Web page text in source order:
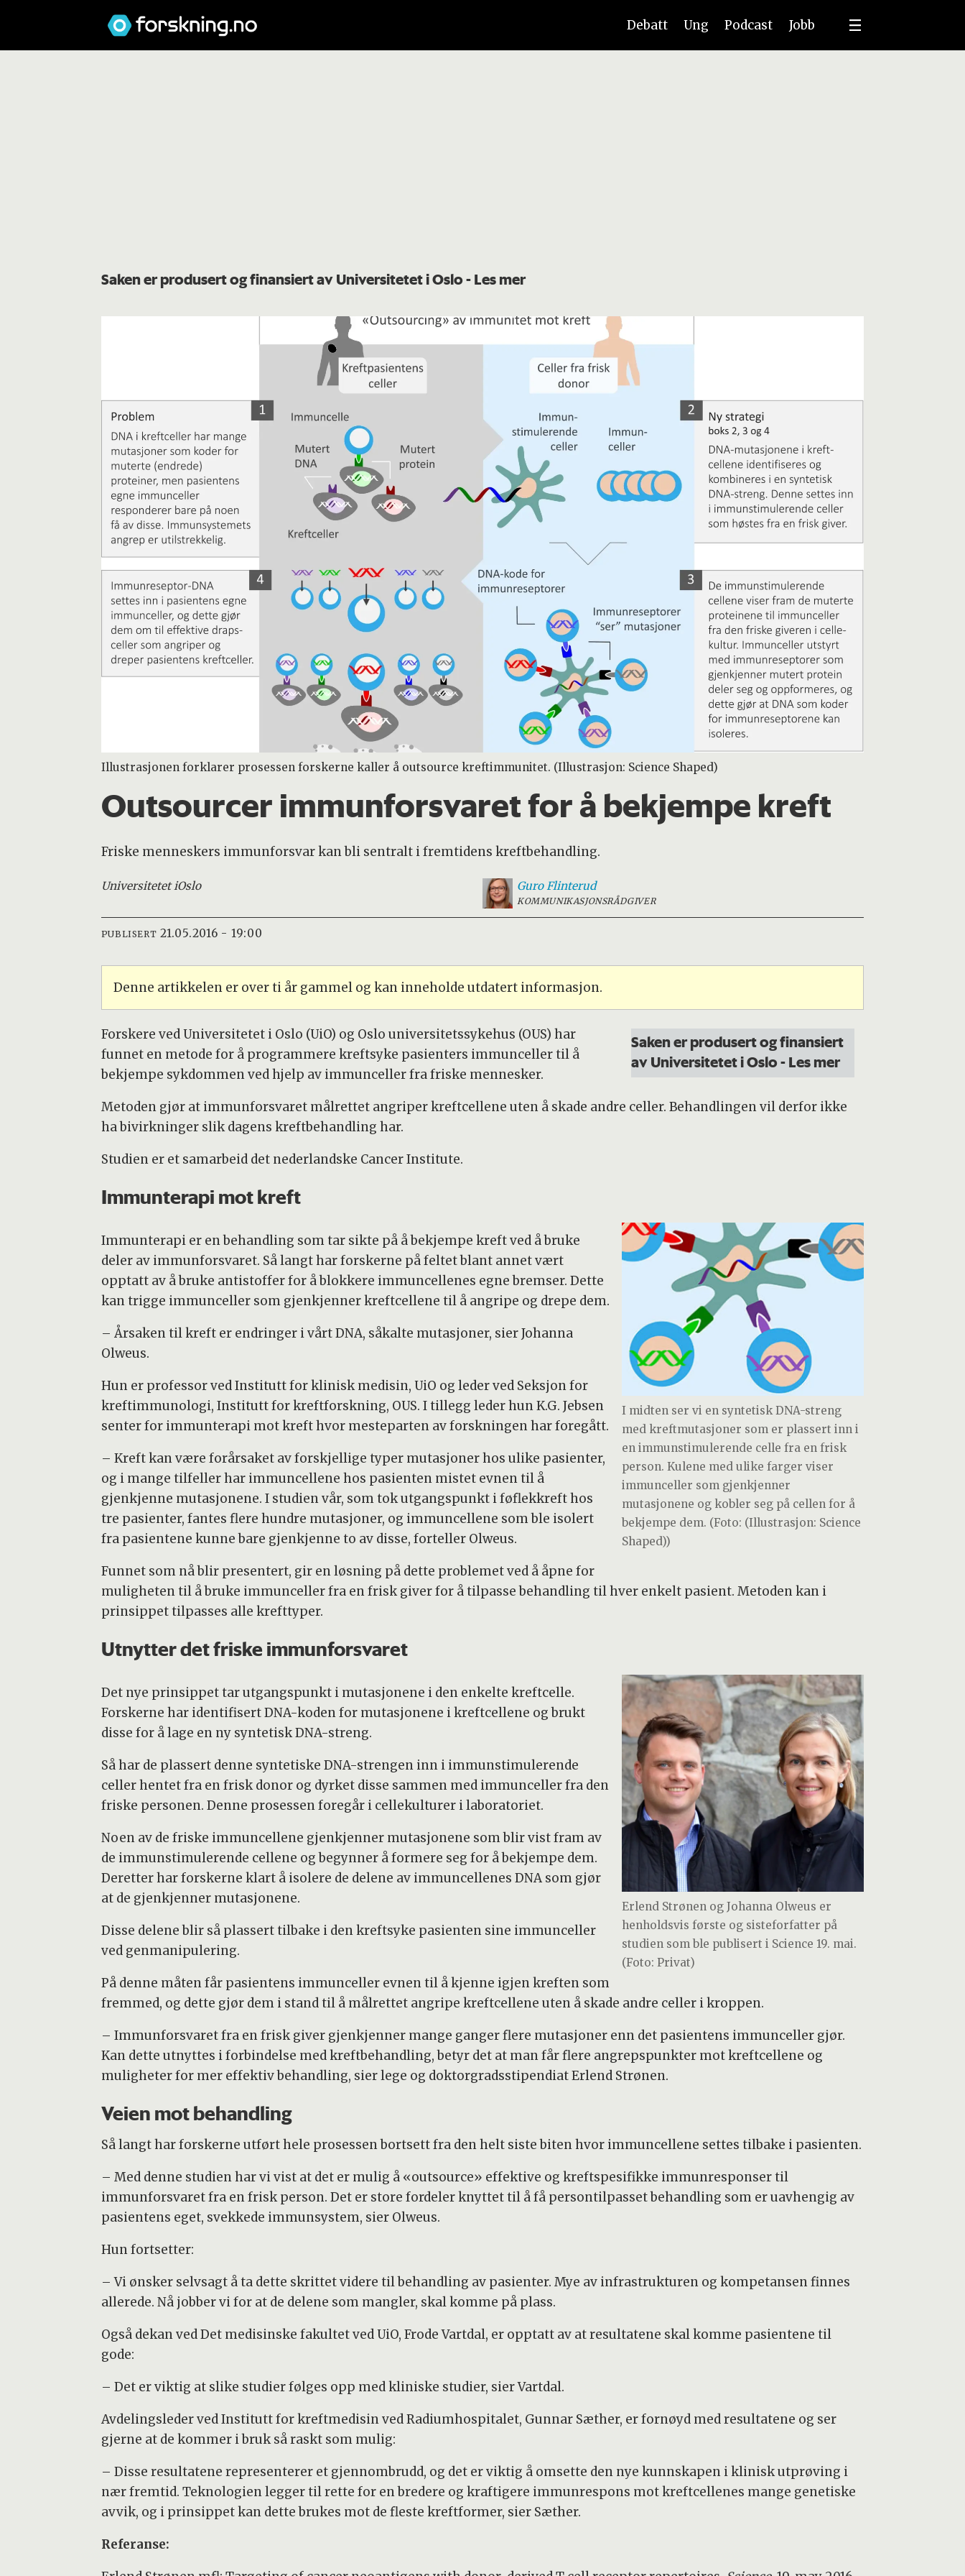
Debatt Ung Podcast Jobb
Saken er produsert og finansiert av Universitetet i Oslo- Les mer
Illustrasjonen forklarer prosessen forskerne kaller å outsource kreftimmunitet. (Illustrasjon: Science Shaped)
Outsourcer immunforsvaret for å bekjempe kreft
Friske menneskers immunforsvar kan bli sentralt i fremtidens kreftbehandling.
Universitetet iOslo Guro Flinterud
KOMMUNIKASJONSRÅDGIVER
PUBLISERT 21.05.2016 - 19:00
Denne artikkelen er over ti år gammel og kan inneholde utdatert informasjon.
Saken er produsert og finansiert
av Universitetet i Oslo- Les mer
Forskere ved Universitetet i Oslo (UiO) og Oslo universitetssykehus (OUS) har
funnet en metode for å programmere kreftsyke pasienters immunceller til å
bekjempe sykdommen ved hjelp av immunceller fra friske mennesker.
Metoden gjør at immunforsvaret målrettet angriper kreftcellene uten å skade andre celler. Behandlingen vil derfor ikke
ha bivirkninger slik dagens kreftbehandling har.
Studien er et samarbeid det nederlandske Cancer Institute.
Immunterapi mot kreft
I midten ser vi en syntetisk DNA-streng
med kreftmutasjoner som er plassert inn i
en immunstimulerende celle fra en frisk
person. Kulene med ulike farger viser
immunceller som gjenkjenner
mutasjonene og kobler seg på cellen for å
bekjempe dem. (Foto: (Illustrasjon: Science
Shaped))
Immunterapi er en behandling som tar sikte på å bekjempe kreft ved å bruke
deler av immunforsvaret. Så langt har forskerne på feltet blant annet vært
opptatt av å bruke antistoffer for å blokkere immuncellenes egne bremser. Dette
kan trigge immunceller som gjenkjenner kreftcellene til å angripe og drepe dem.
– Årsaken til kreft er endringer i vårt DNA, såkalte mutasjoner, sier Johanna
Olweus.
Hun er professor ved Institutt for klinisk medisin, UiO og leder ved Seksjon for
kreftimmunologi, Institutt for kreftforskning, OUS. I tillegg leder hun K.G. Jebsen
senter for immunterapi mot kreft hvor mesteparten av forskningen har foregått.
– Kreft kan være forårsaket av forskjellige typer mutasjoner hos ulike pasienter,
og i mange tilfeller har immuncellene hos pasienten mistet evnen til å
gjenkjenne mutasjonene. I studien vår, som tok utgangspunkt i føflekkreft hos
tre pasienter, fantes flere hundre mutasjoner, og immuncellene som ble isolert
fra pasientene kunne bare gjenkjenne to av disse, forteller Olweus.
Funnet som nå blir presentert, gir en løsning på dette problemet ved å åpne for
muligheten til å bruke immunceller fra en frisk giver for å tilpasse behandling til hver enkelt pasient. Metoden kan i
prinsippet tilpasses alle krefttyper.
Utnytter det friske immunforsvaret
Erlend Strønen og Johanna Olweus er
henholdsvis første og sisteforfatter på
studien som ble publisert i Science 19. mai.
(Foto: Privat)
Det nye prinsippet tar utgangspunkt i mutasjonene i den enkelte kreftcelle.
Forskerne har identifisert DNA-koden for mutasjonene i kreftcellene og brukt
disse for å lage en ny syntetisk DNA-streng.
Så har de plassert denne syntetiske DNA-strengen inn i immunstimulerende
celler hentet fra en frisk donor og dyrket disse sammen med immunceller fra den
friske personen. Denne prosessen foregår i cellekulturer i laboratoriet.
Noen av de friske immuncellene gjenkjenner mutasjonene som blir vist fram av
de immunstimulerende cellene og begynner å formere seg for å bekjempe dem.
Deretter har forskerne klart å isolere de delene av immuncellenes DNA som gjør
at de gjenkjenner mutasjonene.
Disse delene blir så plassert tilbake i den kreftsyke pasienten sine immunceller
ved genmanipulering.
På denne måten får pasientens immunceller evnen til å kjenne igjen kreften som
fremmed, og dette gjør dem i stand til å målrettet angripe kreftcellene uten å skade andre celler i kroppen.
– Immunforsvaret fra en frisk giver gjenkjenner mange ganger flere mutasjoner enn det pasientens immunceller gjør.
Kan dette utnyttes i forbindelse med kreftbehandling, betyr det at man får flere angrepspunkter mot kreftcellene og
muligheter for mer effektiv behandling, sier lege og doktorgradsstipendiat Erlend Strønen.
Veien mot behandling
Så langt har forskerne utført hele prosessen bortsett fra den helt siste biten hvor immuncellene settes tilbake i pasienten.
– Med denne studien har vi vist at det er mulig å «outsource» effektive og kreftspesifikke immunresponser til
immunforsvaret fra en frisk person. Det er store fordeler knyttet til å få persontilpasset behandling som er uavhengig av
pasientens eget, svekkede immunsystem, sier Olweus.
Hun fortsetter:
– Vi ønsker selvsagt å ta dette skrittet videre til behandling av pasienter. Mye av infrastrukturen og kompetansen finnes
allerede. Nå jobber vi for at de delene som mangler, skal komme på plass.
Også dekan ved Det medisinske fakultet ved UiO, Frode Vartdal, er opptatt av at resultatene skal komme pasientene til
gode:
– Det er viktig at slike studier følges opp med kliniske studier, sier Vartdal.
Avdelingsleder ved Institutt for kreftmedisin ved Radiumhospitalet, Gunnar Sæther, er fornøyd med resultatene og ser
gjerne at de kommer i bruk så raskt som mulig:
– Disse resultatene representerer et gjennombrudd, og det er viktig å omsette den nye kunnskapen i klinisk utprøving i
nær fremtid. Teknologien legger til rette for en bredere og kraftigere immunrespons mot kreftcellenes mange genetiske
avvik, og i prinsippet kan dette brukes mot de fleste kreftformer, sier Sæther.
Referanse: